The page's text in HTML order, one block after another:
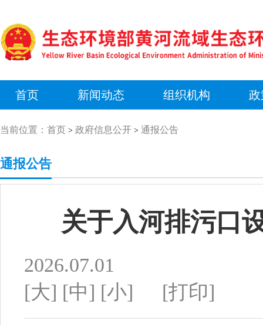
首页 新闻动态 组织机构 政
当前位置： 首页 > 政府信息公开 > 通报公告
通报公告
关于入河排污口
2026.07.01
[大] [中] [小] [打印]